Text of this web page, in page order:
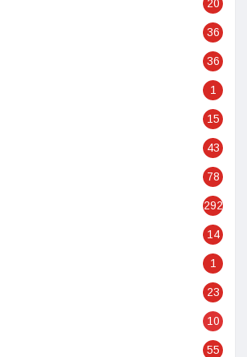
20
36
36
1
15
43
78
292
14
1
23
10
55